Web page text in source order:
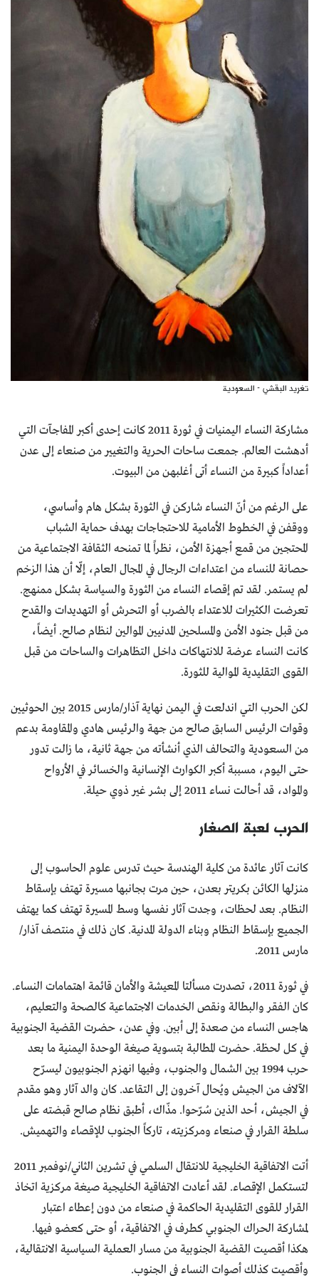
تغريد البقشي - السعودية
مشاركة النساء اليمنيات في ثورة 2011 كانت إحدى أكبر المفاجآت التي
أدهشت العالم. جمعت ساحات الحرية والتغيير من صنعاء إلى عدن
أعداداً كبيرة من النساء أتى أغلبهن من البيوت.
على الرغم من أنّ النساء شاركن في الثورة بشكل هام وأساسي،
ووقفن في الخطوط الأمامية للاحتجاجات بهدف حماية الشباب
المحتجين من قمع أجهزة الأمن، نظراً لما تمنحه الثقافة الاجتماعية من
حصانة للنساء من اعتداءات الرجال في المجال العام، إلّا أن هذا الزخم
لم يستمر. لقد تم إقصاء النساء من الثورة والسياسة بشكل ممنهج.
تعرضت الكثيرات للاعتداء بالضرب أو التحرش أو التهديدات والقدح
من قبل جنود الأمن والمسلحين المدنيين الموالين لنظام صالح. أيضاً،
كانت النساء عرضة للانتهاكات داخل التظاهرات والساحات من قبل
القوى التقليدية الموالية للثورة.
لكن الحرب التي اندلعت في اليمن نهاية آذار/مارس 2015 بين الحوثيين
وقوات الرئيس السابق صالح من جهة والرئيس هادي والمقاومة بدعم
من السعودية والتحالف الذي أنشأته من جهة ثانية، ما زالت تدور
حتى اليوم، مسببة أكبر الكوارث الإنسانية والخسائر في الأرواح
والمواد، قد أحالت نساء 2011 إلى بشر غير ذوي حيلة.
الحرب لعبة الصغار
كانت آثار عائدة من كلية الهندسة حيث تدرس علوم الحاسوب إلى
منزلها الكائن بكريتر بعدن، حين مرت بجانبها مسيرة تهتف بإسقاط
النظام. بعد لحظات، وجدت آثار نفسها وسط المسيرة تهتف كما يهتف
الجميع بإسقاط النظام وبناء الدولة المدنية. كان ذلك في منتصف آذار/
مارس 2011.
في ثورة 2011، تصدرت مسألتا المعيشة والأمان قائمة اهتمامات النساء.
كان الفقر والبطالة ونقص الخدمات الاجتماعية كالصحة والتعليم،
هاجس النساء من صعدة إلى أبين. وفي عدن، حضرت القضية الجنوبية
في كل لحظة. حضرت المطالبة بتسوية صيغة الوحدة اليمنية ما بعد
حرب 1994 بين الشمال والجنوب، وفيها انهزم الجنوبيون ليسرّح
الآلاف من الجيش ويُحال آخرون إلى التقاعد. كان والد آثار وهو مقدم
في الجيش، أحد الذين سُرّحوا. مذّاك، أطبق نظام صالح قبضته على
سلطة القرار في صنعاء ومركزيته، تاركاً الجنوب للإقصاء والتهميش.
أتت الاتفاقية الخليجية للانتقال السلمي في تشرين الثاني/نوفمبر 2011
لتستكمل الإقصاء. لقد أعادت الاتفاقية الخليجية صيغة مركزية اتخاذ
القرار للقوى التقليدية الحاكمة في صنعاء من دون إعطاء اعتبار
لمشاركة الحراك الجنوبي كطرف في الاتفاقية، أو حتى كعضو فيها.
هكذا أقصيت القضية الجنوبية من مسار العملية السياسية الانتقالية،
وأقصيت كذلك أصوات النساء في الجنوب.